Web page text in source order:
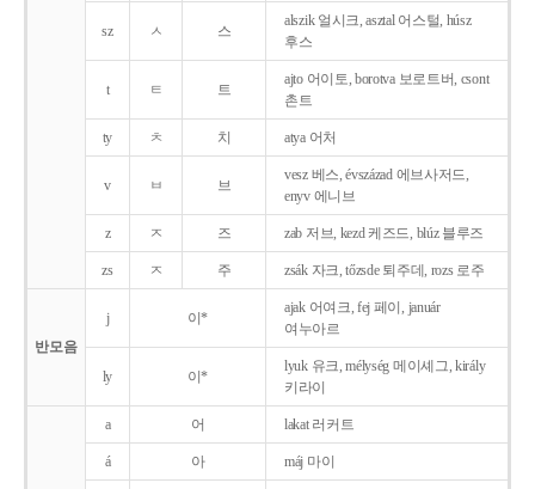
sz ㅅ 스
alszik 얼시크, asztal 어스털, húsz
후스
t ㅌ 트
ajto 어이토, borotva 보로트버, csont
촌트
ty ㅊ 치 atya 어처
v ㅂ 브
vesz 베스, évszázad 에브사저드,
enyv 에니브
z ㅈ 즈 zab 저브, kezd 케즈드, blúz 블루즈
zs ㅈ 주 zsák 자크, tőzsde 퇴주데, rozs 로주
반모음
j 이*
ajak 어여크, fej 페이, január
여누아르
ly 이*
lyuk 유크, mélység 메이셰그, király
키라이
a 어 lakat 러커트
á 아 máj 마이